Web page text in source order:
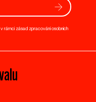
v rámci zásad zpracování osobních